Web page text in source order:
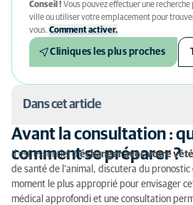
Conseil ! Vous pouvez effectuer une
ville ou utiliser votre emplacement pour
vous. Comment activer.
Cliniques les plus proches
Dans cet article
Avant la consultation : quand
préparer ?
Qui peut être présent ?
Avant la consultation :
comment se préparer ?
Il est essentiel d’échanger avec votre
de santé de l’animal, discutera du
moment le plus approprié pour envisager
médical approfondi et une consultation